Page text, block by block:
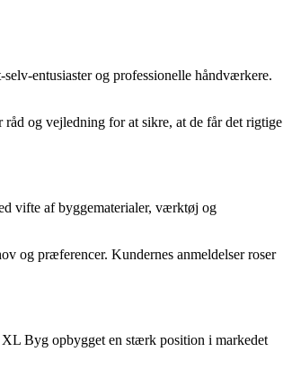
entusiaster og professionelle håndværkere.
og vejledning for at sikre, at de får det rigtige
vifte af byggematerialer, værktøj og
og præferencer. Kundernes anmeldelser roser
Byg opbygget en stærk position i markedet